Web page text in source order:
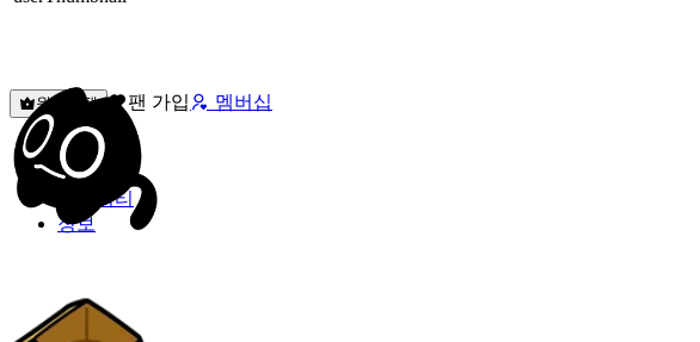
원픽선택 팬 가입 멤버십
밐타운
피드
커뮤니티
정보